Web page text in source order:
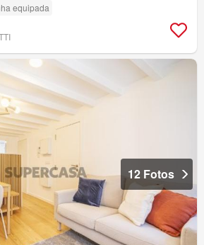
equipada
12 Fotos